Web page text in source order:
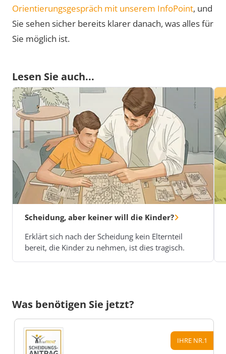
Orientierungsgespräch mit unserem InfoPoint, und
Sie sehen sicher bereits klarer danach, was alles für
Sie möglich ist.
Lesen Sie auch...
Scheidung, aber keiner will die Kinder?
Erklärt sich nach der Scheidung kein Elternteil
bereit, die Kinder zu nehmen, ist dies tragisch.
Was benötigen Sie jetzt?
IHRE NR.1